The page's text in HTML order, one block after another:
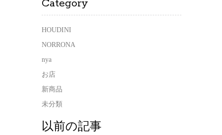
Category
HOUDINI
NORRONA
nya
お店
新商品
未分類
以前の記事